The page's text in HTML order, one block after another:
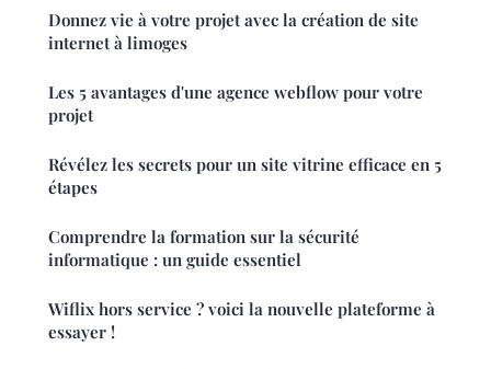
Donnez vie à votre projet avec la création de site
internet à limoges
Les 5 avantages d'une agence webflow pour votre
projet
Révélez les secrets pour un site vitrine efficace en 5
étapes
Comprendre la formation sur la sécurité
informatique : un guide essentiel
Wiflix hors service ? voici la nouvelle plateforme à
essayer !